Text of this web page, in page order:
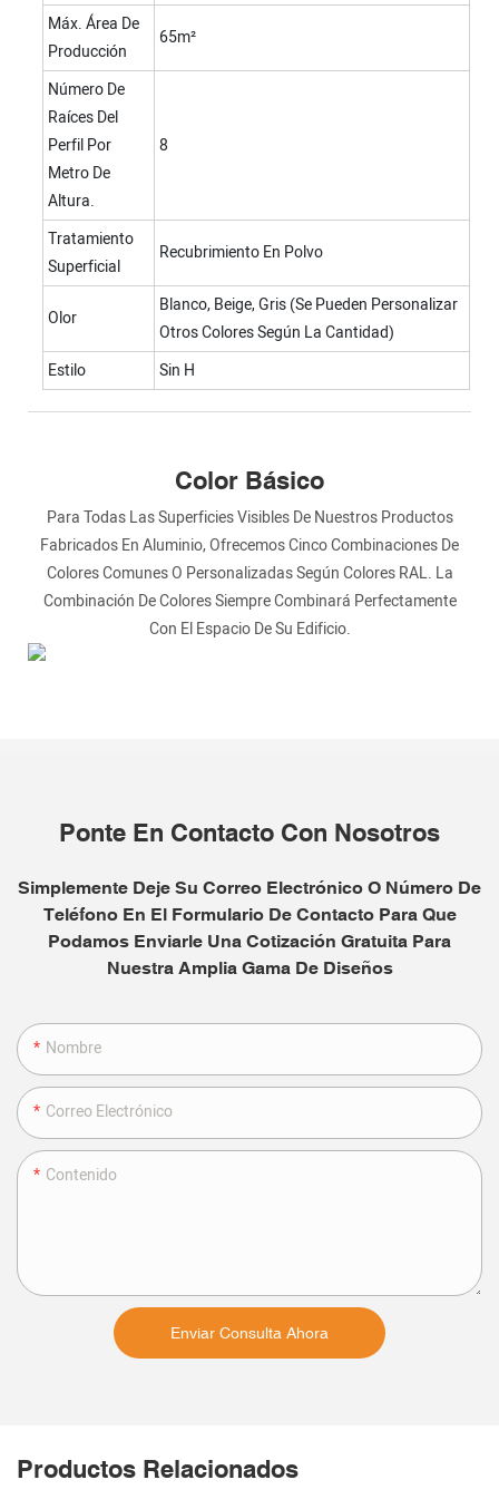
Máx. Área De
Producción
65m²
Número De
Raíces Del
Perfil Por
Metro De
Altura.
8
Tratamiento
Superficial
Recubrimiento En Polvo
Olor
Blanco, Beige, Gris (se Pueden Personalizar
Otros Colores Según La Cantidad)
Estilo
Sin H
Color Básico
Para Todas Las Superficies Visibles De Nuestros Productos
Fabricados En Aluminio, Ofrecemos Cinco Combinaciones De
Colores Comunes O Personalizadas Según Colores RAL. La
Combinación De Colores Siempre Combinará Perfectamente
Con El Espacio De Su Edificio.
Ponte En Contacto Con Nosotros
Simplemente Deje Su Correo Electrónico O Número De
Teléfono En El Formulario De Contacto Para Que
Podamos Enviarle Una Cotización Gratuita Para
Nuestra Amplia Gama De Diseños
Nombre
Correo Electrónico
Contenido
Enviar Consulta Ahora
Productos Relacionados